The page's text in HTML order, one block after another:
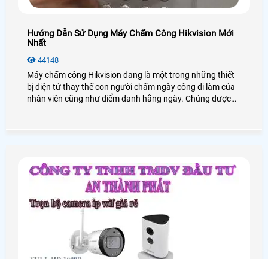
Hướng Dẫn Sử Dụng Máy Chấm Công Hikvision Mới
Nhất
44148
Máy chấm công Hikvision đang là một trong những thiết
bị điện tử thay thế con người chấm ngày công đi làm của
nhân viên cũng như điểm danh hằng ngày. Chúng được